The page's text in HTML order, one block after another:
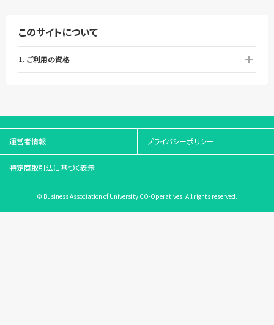
このサイトについて
1. ご利用の資格
運営者情報 プライバシーポリシー
特定商取引法に基づく表示
© Business Association of University CO-Operatives. All rights reserved.